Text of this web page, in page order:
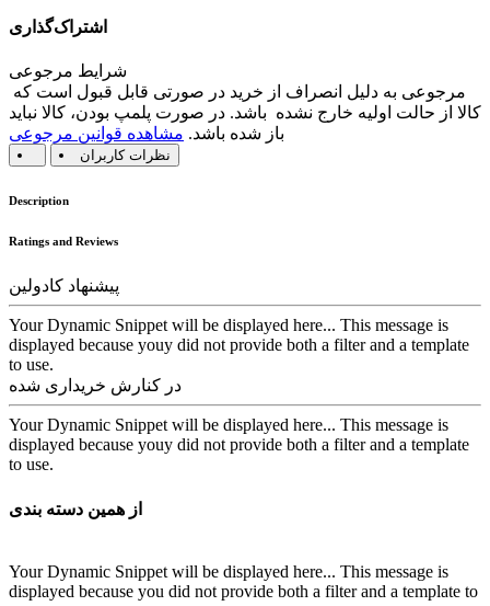
اشتراک‌گذاری
شرایط مرجوعی
کالا از حالت اولیه خارج نشده باشد. در صورت پلمپ بودن، کالا نباید
باز شده باشد. مشاهده قوانین مرجوعی
نظرات کاربران
Description
Ratings and Reviews
پیشنهاد کادولین
Your Dynamic Snippet will be displayed here... This message is
displayed because youy did not provide both a filter and a template
to use.
در کنارش خریداری شده
Your Dynamic Snippet will be displayed here... This message is
displayed because youy did not provide both a filter and a template
to use.
از همین دسته بندی
Your Dynamic Snippet will be displayed here... This message is
displayed because you did not provide both a filter and a template to